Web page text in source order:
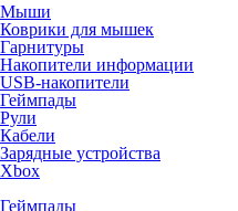
Мыши
Коврики для мышек
Гарнитуры
Накопители информации
USB-накопители
Геймпады
Рули
Кабели
Зарядные устройства
Xbox
Геймпады